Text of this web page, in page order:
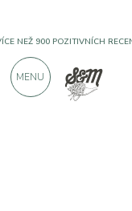
MENU